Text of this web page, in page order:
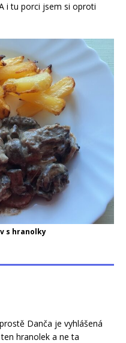
i tu porci jsem si oproti
s hranolky
Danča je vyhlášená
hranolek a ne ta